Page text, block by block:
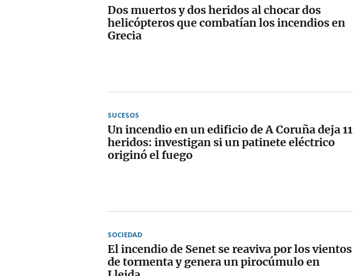
Dos muertos y dos heridos al chocar dos
helicópteros que combatían los incendios en
Grecia
SUCESOS
Un incendio en un edificio de A Coruña deja 11
heridos: investigan si un patinete eléctrico
originó el fuego
SOCIEDAD
El incendio de Senet se reaviva por los vientos
de tormenta y genera un pirocúmulo en